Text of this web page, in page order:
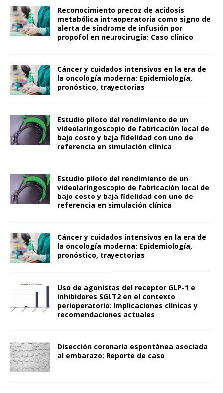
Reconocimiento precoz de acidosis
metabólica intraoperatoria como signo de
alerta de síndrome de infusión por
propofol en neurocirugía: Caso clínico
Cáncer y cuidados intensivos en la era de
la oncología moderna: Epidemiología,
pronóstico, trayectorias
Estudio piloto del rendimiento de un
videolaringoscopio de fabricación local de
bajo costo y baja fidelidad con uno de
referencia en simulación clínica
Estudio piloto del rendimiento de un
videolaringoscopio de fabricación local de
bajo costo y baja fidelidad con uno de
referencia en simulación clínica
Cáncer y cuidados intensivos en la era de
la oncología moderna: Epidemiología,
pronóstico, trayectorias
Uso de agonistas del receptor GLP-1 e
inhibidores SGLT2 en el contexto
perioperatorio: Implicaciones clínicas y
recomendaciones actuales
Disección coronaria espontánea asociada
al embarazo: Reporte de caso